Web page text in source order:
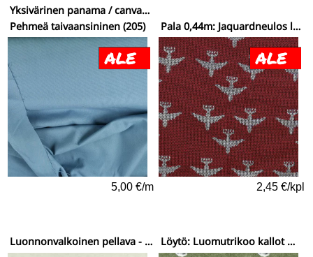
Yksivärinen panama / canvaspuuvilla
Pehmeä taivaansininen (205)
5,00 €/m
Pala 0,44m: Jaquardneulos lentokoneet
2,45 €/kpl
Luonnonvalkoinen pellava - puuvilla (520) Löytö: Luomutrikoo kallot metsänvihreällä